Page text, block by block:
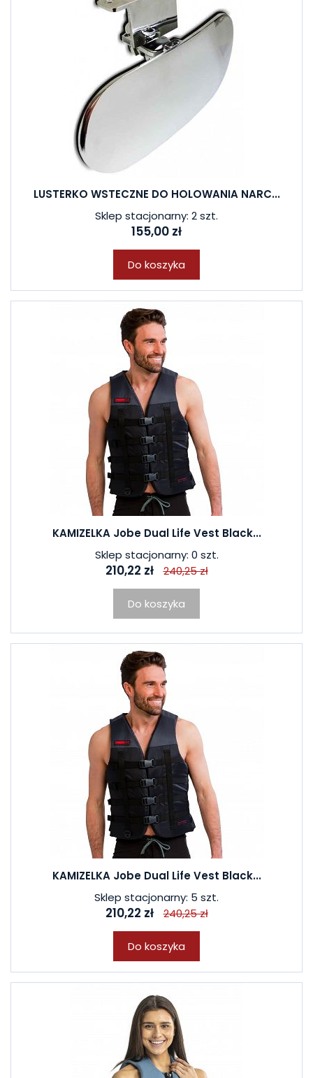
LUSTERKO WSTECZNE DO HOLOWANIA NARC...
Sklep stacjonarny: 2 szt.
155,00 zł
Do koszyka
KAMIZELKA Jobe Dual Life Vest Black...
Sklep stacjonarny: 0 szt.
210,22 zł 240,25 zł
Do koszyka
KAMIZELKA Jobe Dual Life Vest Black...
Sklep stacjonarny: 5 szt.
210,22 zł 240,25 zł
Do koszyka